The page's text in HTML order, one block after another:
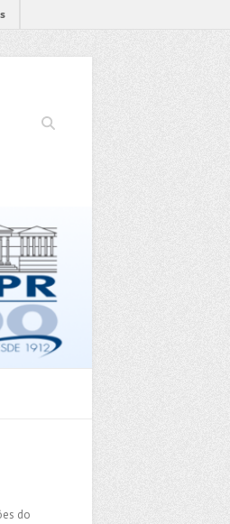
Search
do